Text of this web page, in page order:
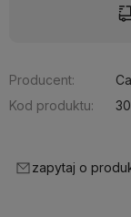
Producent:
Kod produktu:
zapytaj o